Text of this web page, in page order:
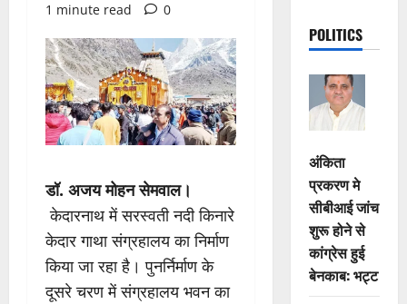
1 minute read
0
डॉ. अजय मोहन सेमवाल।
केदारनाथ में सरस्वती नदी किनारे
केदार गाथा संग्रहालय का निर्माण
किया जा रहा है। पुनर्निर्माण के
दूसरे चरण में संग्रहालय भवन का
POLITICS
अंकिता
प्रकरण मे
सीबीआई जांच
शुरू होने से
कांग्रेस हुई
बेनकाब: भट्ट